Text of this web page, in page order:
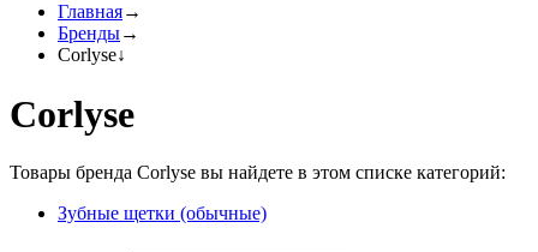
Главная→
Бренды→
Corlyse↓
Corlyse
Товары бренда Corlyse вы найдете в этом списке категорий:
Зубные щетки (обычные)